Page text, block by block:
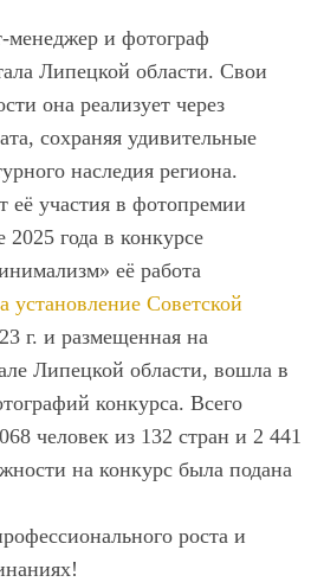
менеджер и фотограф
Липецкой области. Свои
она реализует через
сохраняя удивительные
наследия региона.
её участия в фотопремии
года в конкурсе
её работа
установление Советской
г. и размещенная на
Липецкой области, вошла в
конкурса. Всего
человек из 132 стран и 2 441
на конкурс была подана
роста и